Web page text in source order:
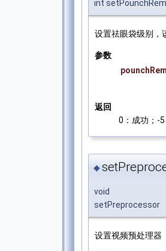
int
设置祛眼袋级别，
参数
返回
0：成功；-
◆
void
setPreprocessor
设置视频预处理器